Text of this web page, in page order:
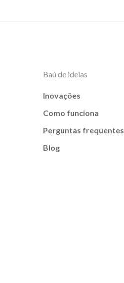
Baú de ideias
Inovações
Como funciona
Perguntas frequentes
Blog